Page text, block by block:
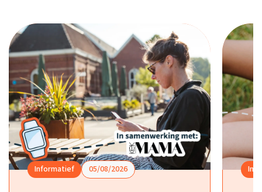
Informatief 05/08/2026